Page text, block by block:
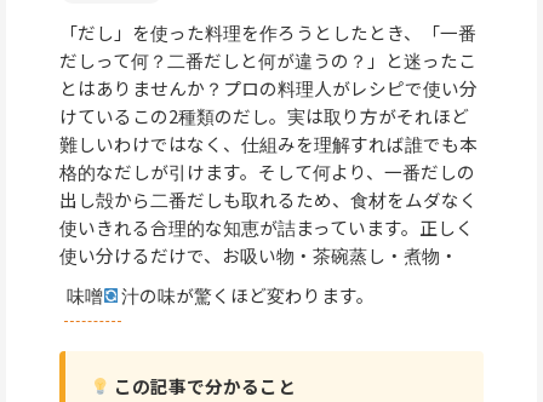
「だし」を使った料理を作ろうとしたとき、「一番
だしって何？二番だしと何が違うの？」と迷ったこ
とはありませんか？プロの料理人がレシピで使い分
けているこの2種類のだし。実は取り方がそれほど
難しいわけではなく、仕組みを理解すれば誰でも本
格的なだしが引けます。そして何より、一番だしの
出し殻から二番だしも取れるため、食材をムダなく
使いきれる合理的な知恵が詰まっています。正しく
使い分けるだけで、お吸い物・茶碗蒸し・煮物・
味噌
汁の味が驚くほど変わります。
この記事で分かること